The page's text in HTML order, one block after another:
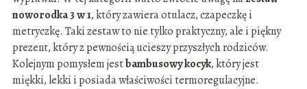
noworodka 3 w 1, który zawiera otulacz, czapeczkę i
metryczkę. Taki zestaw to nie tylko praktyczny, ale i piękny
prezent, który z pewnością ucieszy przyszłych rodziców.
Kolejnym pomysłem jestbambusowy kocyk, który jest
miękki, lekki i posiada właściwości termoregulacyjne.